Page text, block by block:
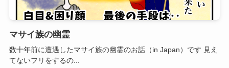
マサイ族の幽霊
数十年前に遭遇したマサイ族の幽霊のお話（in Japan）です 見え
てないフリをするの...